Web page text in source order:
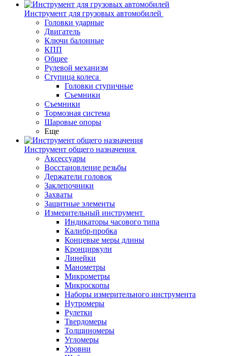
Инструмент для грузовых автомобилей
Головки ударные
Двигатель
Ключи балонные
КПП
Общее
Рулевой механизм
Ступица колеса
Головки ступичные
Съемники
Съемники
Тормозная система
Шаровые опоры
Еще
Инструмент общего назначения
Аксессуары
Восстановление резьбы
Держатели головок
Заклепочники
Захваты
Защитные элементы
Измерительный инструмент
Индикаторы часового типа
Калибр-пробка
Концевые меры длины
Кронциркули
Линейки
Манометры
Микрометры
Микроскопы
Наборы измерительного инструмента
Нутромеры
Рулетки
Твердомеры
Толщиномеры
Угломеры
Уровни